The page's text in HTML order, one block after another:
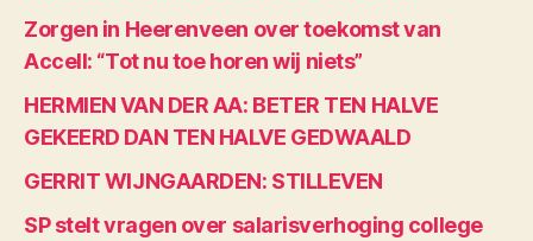
Zorgen in Heerenveen over toekomst van
Accell: “Tot nu toe horen wij niets”
HERMIEN VAN DER AA: BETER TEN HALVE
GEKEERD DAN TEN HALVE GEDWAALD
GERRIT WIJNGAARDEN: STILLEVEN
SP stelt vragen over salarisverhoging college